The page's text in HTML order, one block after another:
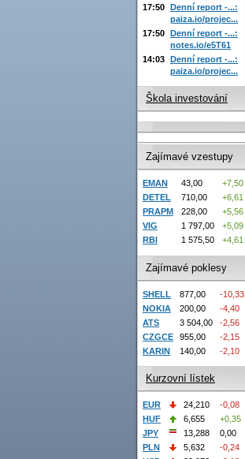
17:50 Denní report -...:
paiza.io/projec...
17:50 Denní report -...:
notes.io/e5T61
14:03 Denní report -...:
paiza.io/projec...
Škola investování
Zajímavé vzestupy
EMAN 43,00
+7,50
DETEL
710,00
+6,61
PRAPM
228,00
+5,56
VIG
1 797,00
+5,09
RBI
1 575,50 +4,61
Zajímavé poklesy
SHELL 877,00
-10,33
NOKIA
200,00
-4,40
ATS
3 504,00
-2,56
CZGCE
955,00
-2,15
KARIN
140,00 -2,10
Kurzovní lístek
EUR 24,210
-0,08
HUF
6,655
+0,35
JPY
13,288
0,00
PLN
5,632
-0,24